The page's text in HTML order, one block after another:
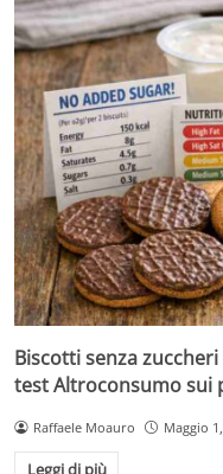
Biscotti senza
test Altroconsumo sui
Raffaele Moauro Maggio
Leggi di più